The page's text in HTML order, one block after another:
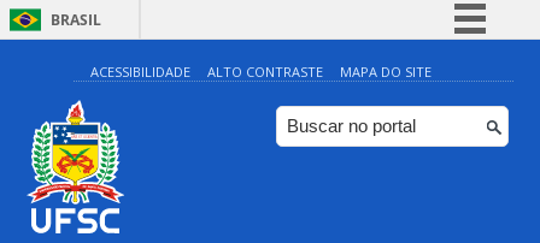
BRASIL
Simplifique!
Comunica BR
Participe
ACESSIBILIDADE ALTO CONTRASTE MAPA DO SITE